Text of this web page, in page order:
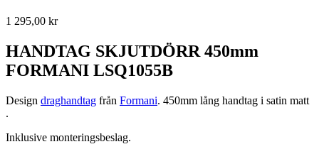
1 295,00 kr
HANDTAG SKJUTDÖRR 450mm
FORMANI LSQ1055B
Design draghandtag från Formani. 450mm lång handtag i satin matt
.
Inklusive monteringsbeslag.